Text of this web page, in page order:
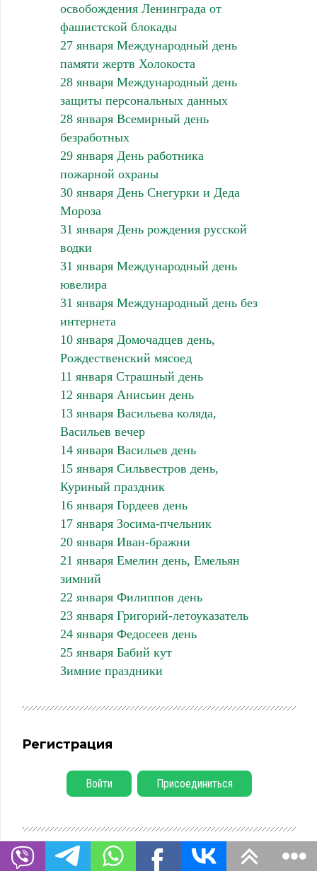
освобождения Ленинграда от
фашистской блокады
27 января Международный день
памяти жертв Холокоста
28 января Международный день
защиты персональных данных
28 января Всемирный день
безработных
29 января День работника
пожарной охраны
30 января День Снегурки и Деда
Мороза
31 января День рождения русской
водки
31 января Международный день
ювелира
31 января Международный день без
интернета
10 января Домочадцев день,
Рождественский мясоед
11 января Страшный день
12 января Анисьин день
13 января Васильева коляда,
Васильев вечер
14 января Васильев день
15 января Сильвестров день,
Куриный праздник
16 января Гордеев день
17 января Зосима-пчельник
20 января Иван-бражни
21 января Емелин день, Емельян
зимний
22 января Филиппов день
23 января Григорий-летоуказатель
24 января Федосеев день
25 января Бабий кут
Зимние праздники
Регистрация
Войти Присоединиться
Рекомендуем